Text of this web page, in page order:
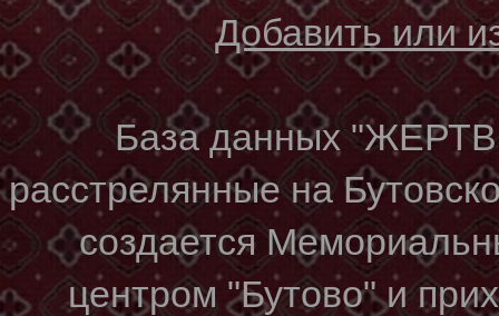
Добавить или
База данных
расстрелянные на
создается
центром "Бутово" и